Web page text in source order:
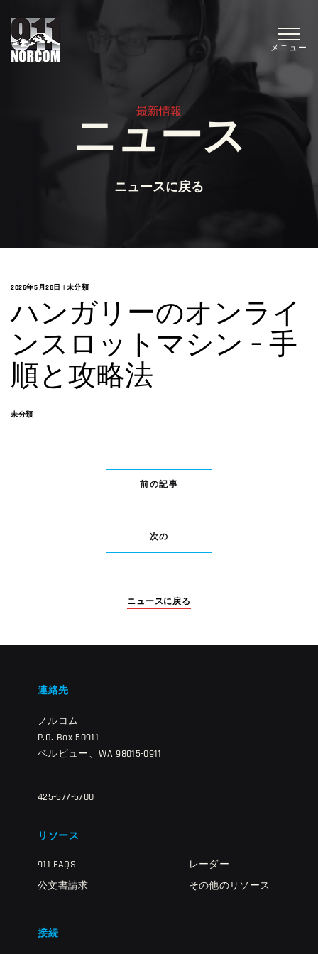
メニュー
最新情報
ニュース
ニュースに戻る
2026年5月28日 | 未分類
ハンガリーのオンライ
ンスロットマシン – 手
順と攻略法
未分類
前の記事
次の
ニュースに戻る
連絡先
ノルコム
P.O. Box 50911
ベルビュー、WA 98015-0911
425-577-5700
リソース
911 FAQS
公文書請求
レーダー
その他のリソース
接続